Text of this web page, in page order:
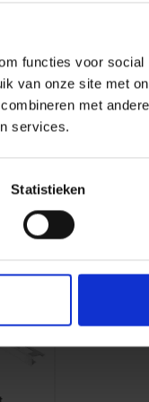
functies voor
van onze site met
met
services.
Statistieken